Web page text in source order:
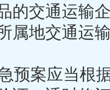
的交通运输
属地交通运
预案应当根